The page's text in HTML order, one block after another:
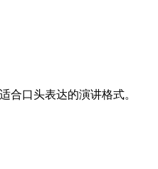
合口头表达的演讲格式。